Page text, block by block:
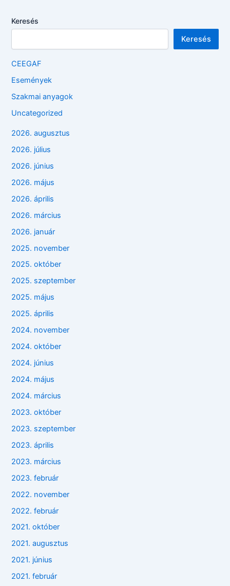
Keresés
Keresés
CEEGAF
Események
Szakmai anyagok
Uncategorized
2026. augusztus
2026. július
2026. június
2026. május
2026. április
2026. március
2026. január
2025. november
2025. október
2025. szeptember
2025. május
2025. április
2024. november
2024. október
2024. június
2024. május
2024. március
2023. október
2023. szeptember
2023. április
2023. március
2023. február
2022. november
2022. február
2021. október
2021. augusztus
2021. június
2021. február